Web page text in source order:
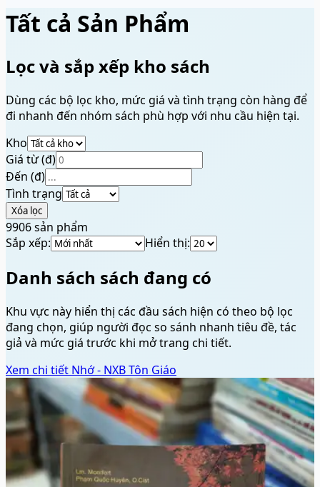
Tất cả Sản Phẩm
Lọc và sắp xếp kho sách
Dùng các bộ lọc kho, mức giá và tình trạng còn hàng để
đi nhanh đến nhóm sách phù hợp với nhu cầu hiện tại.
Kho
Giá từ (đ)
Đến (đ)
Tình trạng
Xóa lọc
9906sản phẩm
Sắp xếp:
Hiển thị:
Danh sách sách đang có
Khu vực này hiển thị các đầu sách hiện có theo bộ lọc
đang chọn, giúp người đọc so sánh nhanh tiêu đề, tác
giả và mức giá trước khi mở trang chi tiết.
Xem chi tiết Nhớ - NXB Tôn Giáo